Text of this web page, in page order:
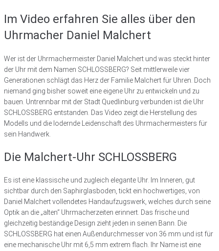
Im Video erfahren Sie alles über den
Uhrmacher Daniel Malchert
Wer ist der Uhrmachermeister Daniel Malchert und was steckt hinter
der Uhr mit dem Namen SCHLOSSBERG? Seit mittlerweile vier
Generationen schlägt das Herz der Familie Malchert für Uhren. Doch
niemand ging bisher soweit eine eigene Uhr zu entwickeln und zu
bauen. Untrennbar mit der Stadt Quedlinburg verbunden ist die Uhr
SCHLOSSBERG entstanden. Das Video zeigt die Herstellung des
Modells und die lodernde Leidenschaft des Uhrmachermeisters für
sein Handwerk.
Die Malchert-Uhr SCHLOSSBERG
Es ist eine klassische und zugleich elegante Uhr. Im Inneren, gut
sichtbar durch den Saphirglasboden, tickt ein hochwertiges, von
Daniel Malchert vollendetes Handaufzugswerk, welches durch seine
Optik an die „alten“ Uhrmacherzeiten erinnert. Das frische und
gleichzeitig beständige Design zieht jeden in seinen Bann. Die
SCHLOSSBERG hat einen Außendurchmesser von 36 mm und ist für
eine mechanische Uhr mit 6,5 mm extrem flach. Ihr Name ist eine